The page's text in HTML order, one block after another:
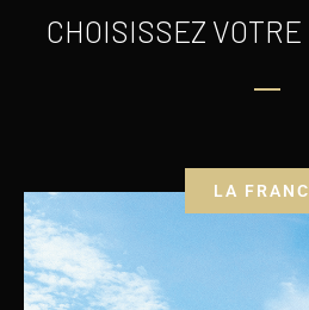
CHOISISSEZ
LA